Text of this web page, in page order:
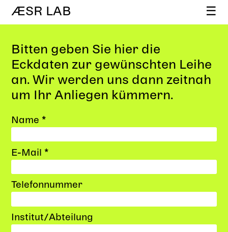
ÆSR LAB ☰
Bitten geben Sie hier die
Eckdaten zur gewünschten Leihe
an. Wir werden uns dann zeitnah
um Ihr Anliegen kümmern.
Name *
E-Mail *
Telefonnummer
Institut/Abteilung